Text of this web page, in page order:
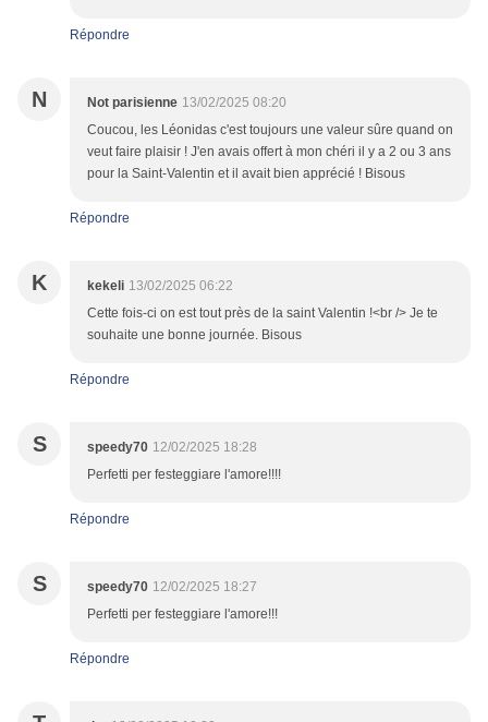
Répondre
N Not parisienne 13/02/2025 08:20
Coucou, les Léonidas c'est toujours une valeur sûre quand on
veut faire plaisir ! J'en avais offert à mon chéri il y a 2 ou 3 ans
pour la Saint-Valentin et il avait bien apprécié ! Bisous
Répondre
K kekeli 13/02/2025 06:22
Cette fois-ci on est tout près de la saint Valentin !<br /> Je te
souhaite une bonne journée. Bisous
Répondre
S speedy70 12/02/2025 18:28
Perfetti per festeggiare l'amore!!!!
Répondre
S speedy70 12/02/2025 18:27
Perfetti per festeggiare l'amore!!!
Répondre